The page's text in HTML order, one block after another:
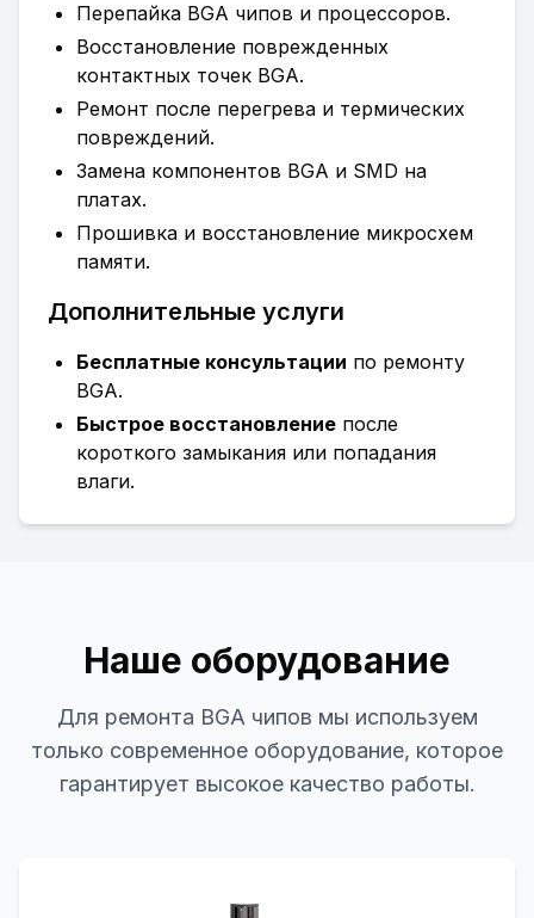
Перепайка BGA чипов и процессоров.
Восстановление поврежденных
контактных точек BGA.
Ремонт после перегрева и термических
повреждений.
Замена компонентов BGA и SMD на
платах.
Прошивка и восстановление микросхем
памяти.
Дополнительные услуги
Бесплатные консультации по ремонту
BGA.
Быстрое восстановление после
короткого замыкания или попадания
влаги.
Наше оборудование
Для ремонта BGA чипов мы используем
только современное оборудование, которое
гарантирует высокое качество работы.